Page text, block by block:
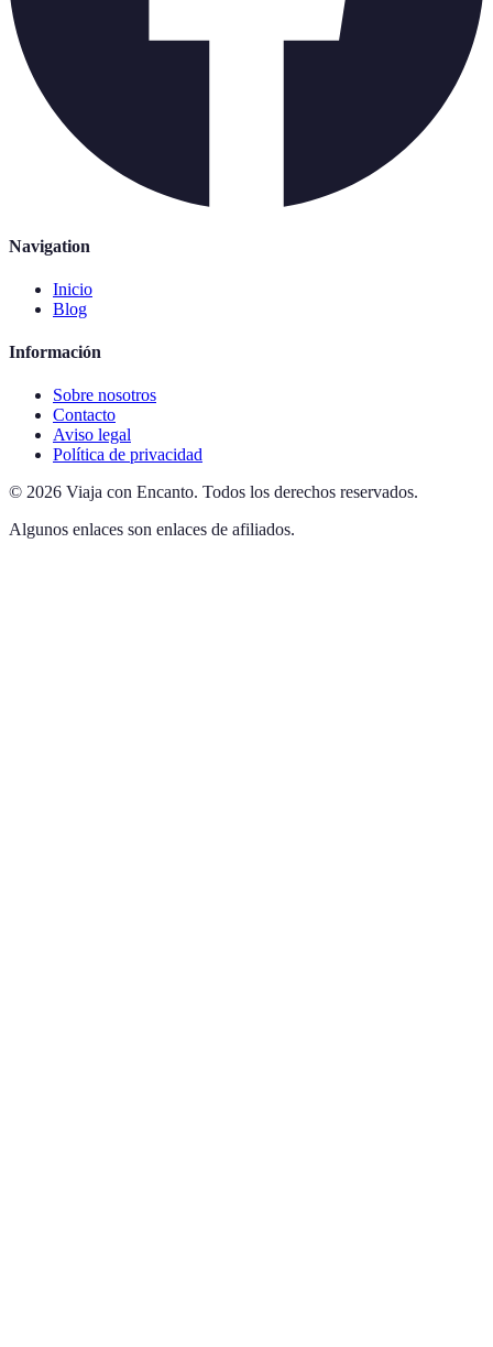
Navigation
Inicio
Blog
Información
Sobre nosotros
Contacto
Aviso legal
Política de privacidad
© 2026 Viaja con Encanto. Todos los derechos reservados.
Algunos enlaces son enlaces de afiliados.